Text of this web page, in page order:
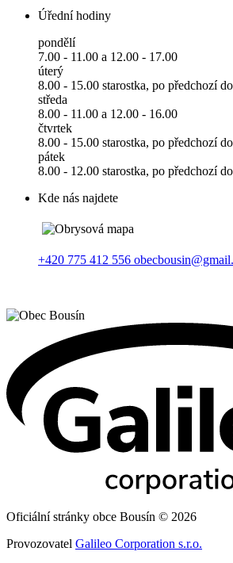
Úřední hodiny
pondělí
7.00 - 11.00 a 12.00 - 17.00
úterý
8.00 - 15.00 starostka, po předchozí
středa
8.00 - 11.00 a 12.00 - 16.00
čtvrtek
8.00 - 15.00 starostka, po předchozí
pátek
8.00 - 12.00 starostka, po předchozí
Kde nás najdete
+420 775 412 556
Oficiální stránky obce Bousín © 2026
Provozovatel Galileo Corporation s.r.o.